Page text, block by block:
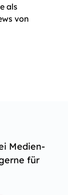
als
von
Medien-
für